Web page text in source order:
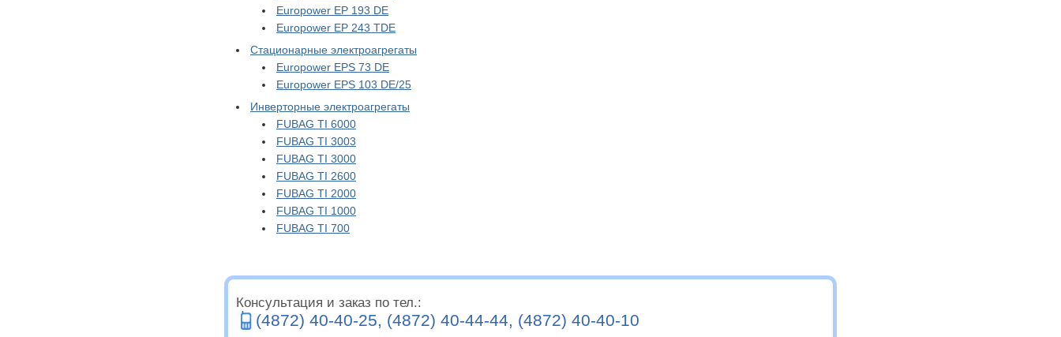
Europower EP 193 DE
Europower EP 243 TDE
Стационарные электроагрегаты
Europower EPS 73 DE
Europower EPS 103 DE/25
Инверторные электроагрегаты
FUBAG TI 6000
FUBAG TI 3003
FUBAG TI 3000
FUBAG TI 2600
FUBAG TI 2000
FUBAG TI 1000
FUBAG TI 700
Консультация и заказ по тел.:
(4872) 40-40-25, (4872) 40-44-44, (4872) 40-40-10